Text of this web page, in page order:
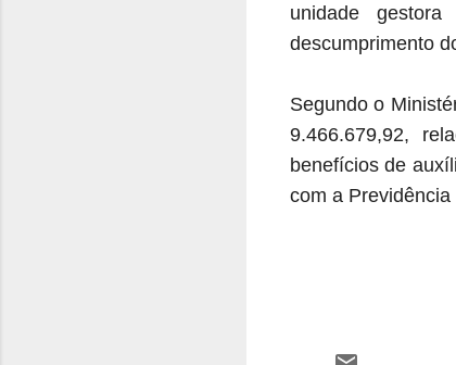
unidade
descumprimento
Segundo o
9.466.679,92,
benefícios de
com a Previdência